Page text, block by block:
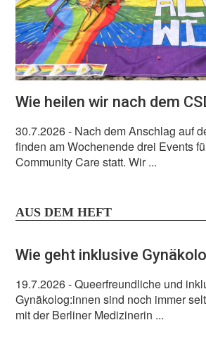
Wie heilen wir nach dem
30.7.2026- Nach dem Anschlag auf
finden am Wochenende drei Events
Community Care statt. Wir ...
AUS DEM HEFT
Wie geht inklusive
19.7.2026- Queerfreundliche und
Gynäkolog:innen sind noch immer
mit der Berliner Medizinerin ...